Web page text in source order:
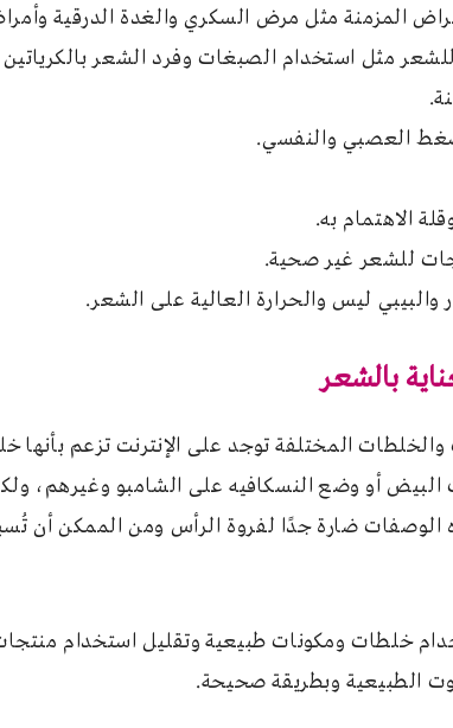
المزمنة مثل مرض السكري والغدة الدرقية
مثل استخدام الصبغات وفرد الشعر بالكرياتين
العصبي والنفسي.
الاهتمام به.
للشعر غير صحية.
والبيبي ليس والحرارة العالية على الشعر.
بالشعر
أو وضع النسكافيه على الشامبو وغيرهم،
الوصفات ضارة جدًا لفروة الرأس ومن الممكن أن
خلطات ومكونات طبيعية وتقليل استخدام
الطبيعية وبطريقة صحيحة.